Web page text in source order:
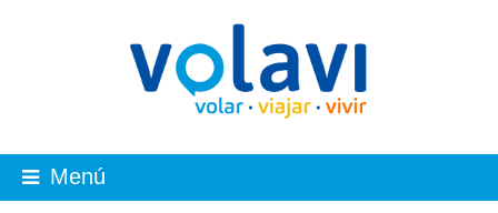
Menú